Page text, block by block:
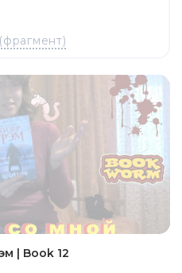
| Book 12